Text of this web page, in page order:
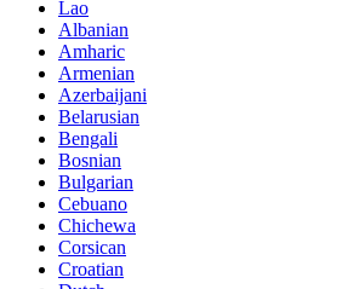
Lao
Albanian
Amharic
Armenian
Azerbaijani
Belarusian
Bengali
Bosnian
Bulgarian
Cebuano
Chichewa
Corsican
Croatian